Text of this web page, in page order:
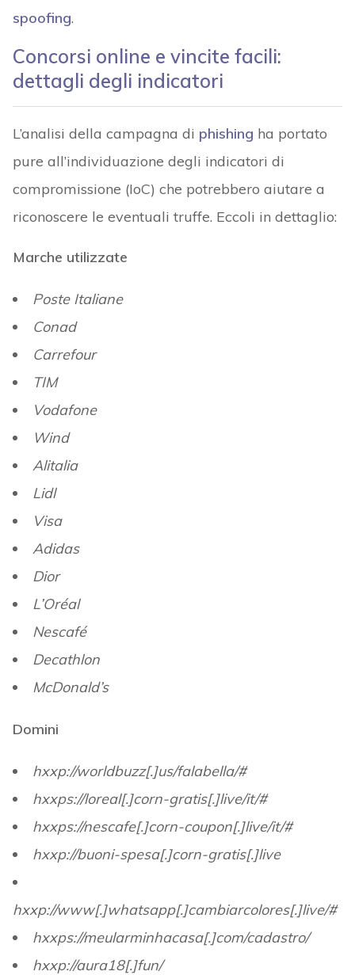
spoofing.
Concorsi online e vincite facili:
dettagli degli indicatori
L’analisi della campagna di phishing ha portato
pure all’individuazione degli indicatori di
compromissione (IoC) che potrebbero aiutare a
riconoscere le eventuali truffe. Eccoli in dettaglio:
Marche utilizzate
Poste Italiane
Conad
Carrefour
TIM
Vodafone
Wind
Alitalia
Lidl
Visa
Adidas
Dior
L’Oréal
Nescafé
Decathlon
McDonald’s
Domini
hxxp://worldbuzz[.]us/falabella/#
hxxps://loreal[.]corn-gratis[.]live/it/#
hxxps://nescafe[.]corn-coupon[.]live/it/#
hxxp://buoni-spesa[.]corn-gratis[.]live
hxxp://www[.]whatsapp[.]cambiarcolores[.]live/#
hxxps://meularminhacasa[.]com/cadastro/
hxxp://aura18[.]fun/